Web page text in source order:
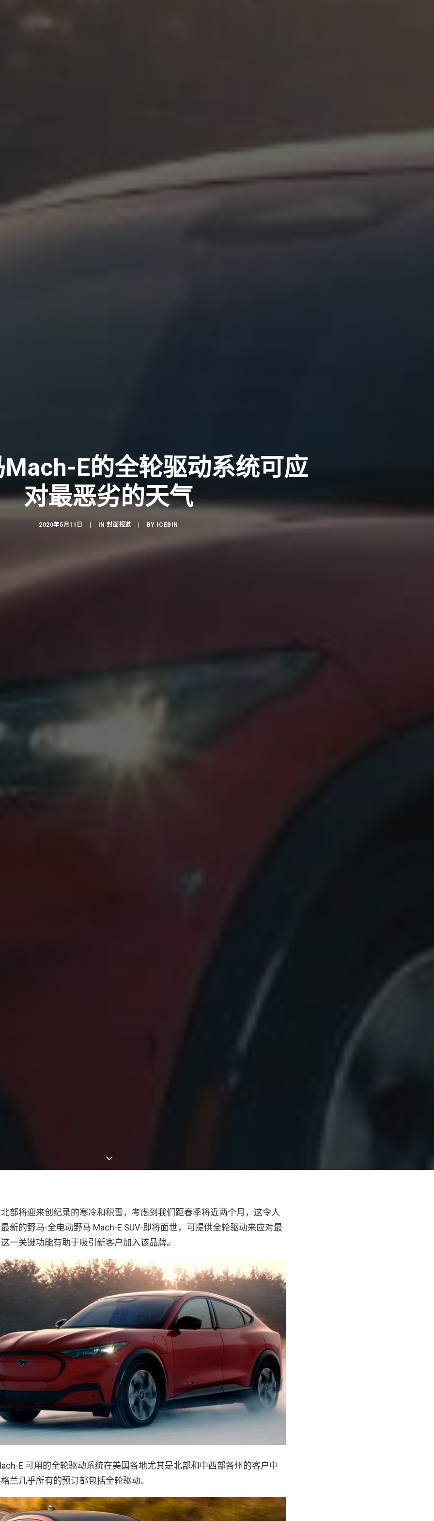
E的全轮驱动系统可应
对最恶劣的天气
2020年5月11日 IN封面报道 BY ICEBIN
部将迎来创纪录的寒冷和积雪，考虑到我们距春季将近两个月，这令人
新的野马-全电动野马 Mach-E SUV-即将面世，可提供全轮驱动来应对最
一关键功能有助于吸引新客户加入该品牌。
E 可用的全轮驱动系统在美国各地尤其是北部和中西部各州的客户中
兰几乎所有的预订都包括全轮驱动。